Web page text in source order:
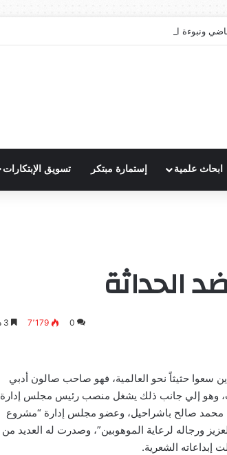
ونبوءة الزوال
ابحاث علمية إستمارة مبتكر تسويق الإبتكارات
الحداثة
0 7٬179
سعوا حثيثاً نحو العالمية، فهو صاحب صالون أدبي
وهو إلي جانب ذلك يشغل منصب رئيس مجلس إدارة
محمد صالح باشراحيل، وعضو مجلس إدارة “مشروع
ورجاله لرعاية الموهوبين”، وصدرت له العديد من
إبداعاته الشعرية.